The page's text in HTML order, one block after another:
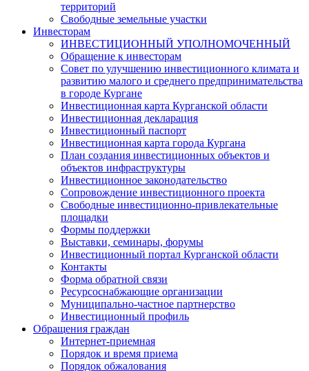
территорий
Свободные земельные участки
Инвесторам
ИНВЕСТИЦИОННЫЙ УПОЛНОМОЧЕННЫЙ
Обращение к инвесторам
Совет по улучшению инвестиционного климата и
развитию малого и среднего предпринимательства
в городе Кургане
Инвестиционная карта Курганской области
Инвестиционная декларация
Инвестиционный паспорт
Инвестиционная карта города Кургана
План создания инвестиционных объектов и
объектов инфраструктуры
Инвестиционное законодательство
Сопровождение инвестиционного проекта
Свободные инвестиционно-привлекательные
площадки
Формы поддержки
Выставки, семинары, форумы
Инвестиционный портал Курганской области
Контакты
Форма обратной связи
Ресурсоснабжающие организации
Муниципально-частное партнерство
Инвестиционный профиль
Обращения граждан
Интернет-приемная
Порядок и время приема
Порядок обжалования